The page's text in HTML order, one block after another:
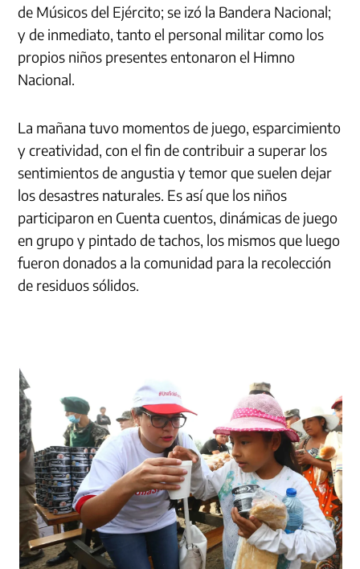
de Músicos del Ejército; se izó la Bandera Nacional;
y de inmediato, tanto el personal militar como los
propios niños presentes entonaron el Himno
Nacional.
La mañana tuvo momentos de juego, esparcimiento
y creatividad, con el fin de contribuir a superar los
sentimientos de angustia y temor que suelen dejar
los desastres naturales. Es así que los niños
participaron en Cuenta cuentos, dinámicas de juego
en grupo y pintado de tachos, los mismos que luego
fueron donados a la comunidad para la recolección
de residuos sólidos.